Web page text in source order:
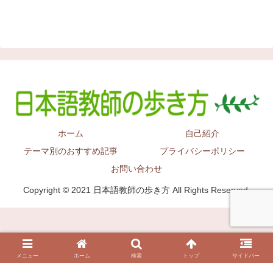
ホーム
自己紹介
テーマ別のおすすめ記事
プライバシーポリシー
お問い合わせ
Copyright © 2021 日本語教師の歩き方 All Rights Reserved.
メニュー ホーム 検索 トップ サイドバー